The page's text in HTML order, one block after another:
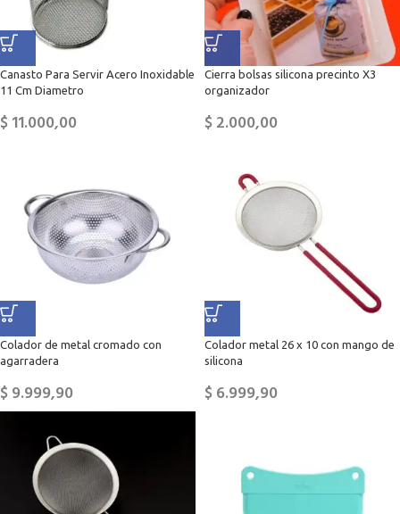
Canasto Para Servir Acero Inoxidable
11 Cm Diametro
$11.000,00
Cierra bolsas silicona precinto X3
organizador
$2.000,00
Colador de metal cromado con
agarradera
$9.999,90
Colador metal 26 x 10 con mango de
silicona
$6.999,90